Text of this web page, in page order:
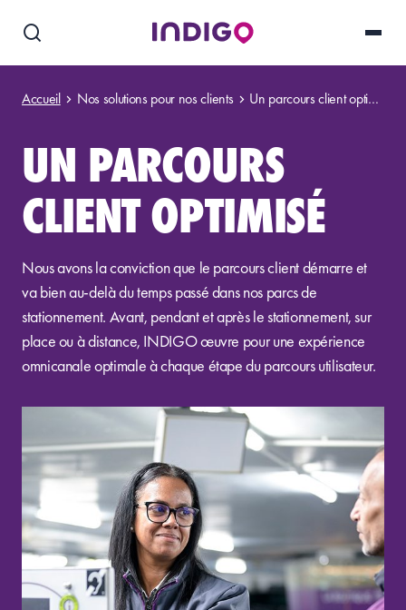
Accueil Nos solutions pour nos clients Un parcours client optimisé
UN PARCOURS
CLIENT OPTIMISÉ
Nous avons la conviction que le parcours client démarre et
va bien au-delà du temps passé dans nos parcs de
stationnement. Avant, pendant et après le stationnement, sur
place ou à distance, INDIGO œuvre pour une expérience
omnicanale optimale à chaque étape du parcours utilisateur.